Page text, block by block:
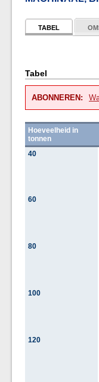
TABEL
Tabel
ABONNEREN:
Hoeveelheid in
tonnen
40
60
80
100
120